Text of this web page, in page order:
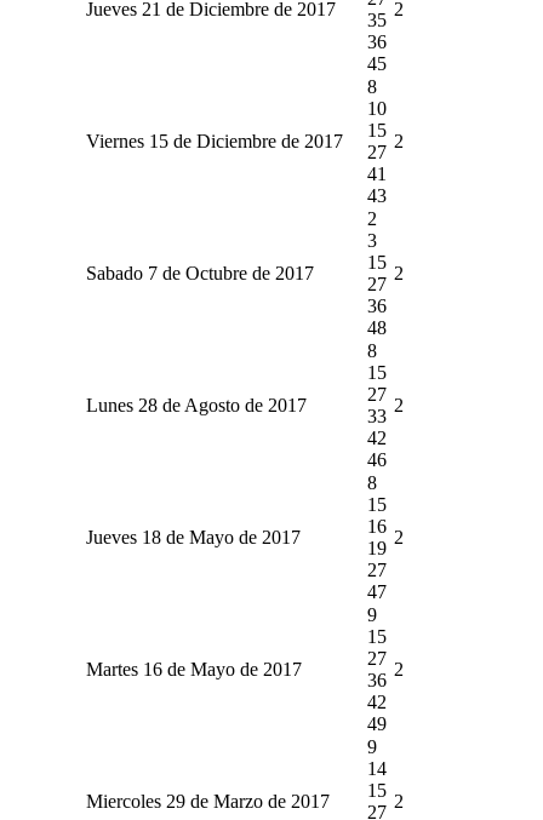
Jueves 21 de Diciembre de 2017
35
36
45
2
Viernes 15 de Diciembre de 2017
8
10
15
27
41
43
2
Sabado 7 de Octubre de 2017
2
3
15
27
36
48
2
Lunes 28 de Agosto de 2017
8
15
27
33
42
46
2
Jueves 18 de Mayo de 2017
8
15
16
19
27
47
2
Martes 16 de Mayo de 2017
9
15
27
36
42
49
2
Miercoles 29 de Marzo de 2017
9
14
15
27
2